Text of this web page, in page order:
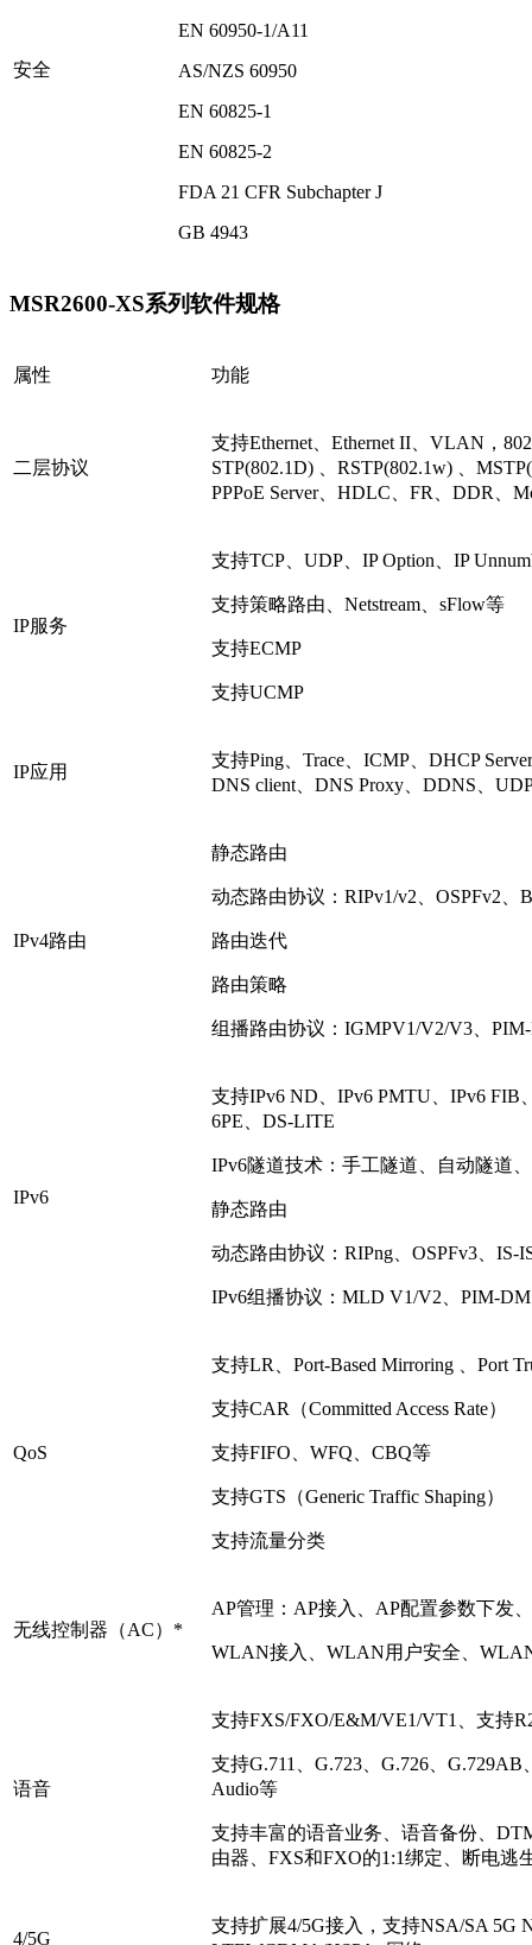
安全
EN 60950-1/A11
AS/NZS 60950
EN 60825-1
EN 60825-2
FDA 21 CFR Subchapter J
GB 4943
MSR2600-XS系列软件规格
属性 功能
二层协议
支持Ethernet、Ethernet II、VLAN，
STP(802.1D) 、RSTP(802.1w) 、
PPPoE Server、HDLC、FR、DDR、
IP服务
支持TCP、UDP、IP Option、IP
支持策略路由、Netstream、sFlow等
支持ECMP
支持UCMP
IP应用
支持Ping、Trace、ICMP、DHCP
DNS client、DNS Proxy、DDNS、
IPv4路由
静态路由
动态路由协议：RIPv1/v2、OSPFv2、
路由迭代
路由策略
组播路由协议：IGMPV1/V2/V3、
IPv6
支持IPv6 ND、IPv6 PMTU、IPv6 FIB
6PE、DS-LITE
IPv6隧道技术：手工隧道、自动隧道
静态路由
动态路由协议：RIPng、OSPFv3、IS-
IPv6组播协议：MLD V1/V2、PIM-
QoS
支持LR、Port-Based Mirroring 、Port
支持CAR（Committed Access Rate）
支持FIFO、WFQ、CBQ等
支持GTS（Generic Traffic Shaping）
支持流量分类
无线控制器（AC）*
AP管理：AP接入、AP配置参数下发
WLAN接入、WLAN用户安全、
语音
支持FXS/FXO/E&M/VE1/VT1、支持
支持G.711、G.723、G.726、
Audio等
支持丰富的语音业务、语音备份、
由器、FXS和FXO的1:1绑定、断电逃
4/5G
支持扩展4/5G接入，支持NSA/SA 5G